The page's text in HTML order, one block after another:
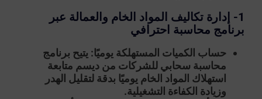
1- إدارة تكاليف المواد الخام والعمالة عبر
برنامج محاسبة احترافي
حساب الكميات المستهلكة يوميًا: يتيح برنامج
محاسبة سحابي للشركات من ديسم متابعة
استهلاك المواد الخام يوميًا بدقة لتقليل الهدر
وزيادة الكفاءة التشغيلية.